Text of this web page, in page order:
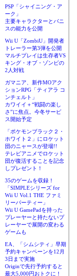
PSP「シャイニング・ア
ーク」
主要キャラクターとパニ
スの能力を公開
Wii U「ZombiU」開発者
トレーラー第3弾を公開
マルチプレイは生存者VS
キング・オブ・ゾンビの
2人対戦
ガマニア、新作MOアク
ションRPG「ティアラ コ
ンチェルト」
カワイイ＋“戦闘の楽し
さ”に焦点。今冬サービ
ス開始予定
「ポケモンブラック２・
ホワイト２」にロケット
団のニャースが登場!!
テレビアニメでロケット
団が復活することを記念
しプレゼント！
35のゲームを収録！
「SIMPLEシリーズ for
Wii U Vol.1 THE ファミ
リーパーティー」
Wii U GamePadを持った
プレーヤーと持たないプ
レーヤーで展開の変わる
ゲームも
EA、「シムシティ」早期
予約キャンペーンを12月
3日まで実施
Originで先行予約すると
最大5,000円おトクに！